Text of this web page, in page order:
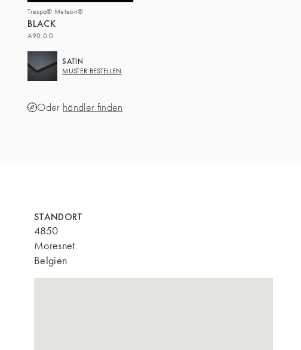
Trespa® Meteon®
BLACK
A90.0.0
SATIN
MUSTER BESTELLEN
Oder händler finden
STANDORT
4850
Moresnet
Belgien